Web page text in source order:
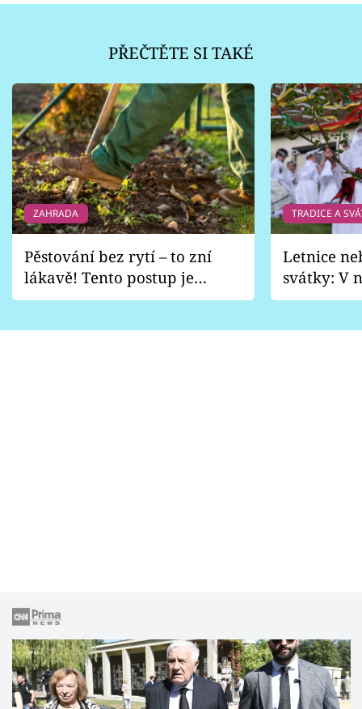
PŘEČTĚTE SI TAKÉ
ZAHRADA
Pěstování bez rytí – to zní
lákavě! Tento postup je
vhodný jen pro některé
TRADICE A
Letnice
svátky: V
pondělí